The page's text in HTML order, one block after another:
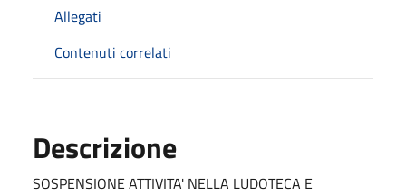
Allegati
Contenuti correlati
Descrizione
SOSPENSIONE ATTIVITA' NELLA LUDOTECA E